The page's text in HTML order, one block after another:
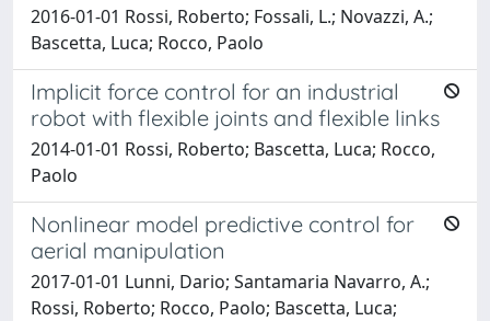
2016-01-01 Rossi, Roberto; Fossali, L.; Novazzi, A.;
Bascetta, Luca; Rocco, Paolo
Implicit force control for an industrial
robot with flexible joints and flexible links
2014-01-01 Rossi, Roberto; Bascetta, Luca; Rocco,
Paolo
Nonlinear model predictive control for
aerial manipulation
2017-01-01 Lunni, Dario; Santamaria Navarro, A.;
Rossi, Roberto; Rocco, Paolo; Bascetta, Luca;